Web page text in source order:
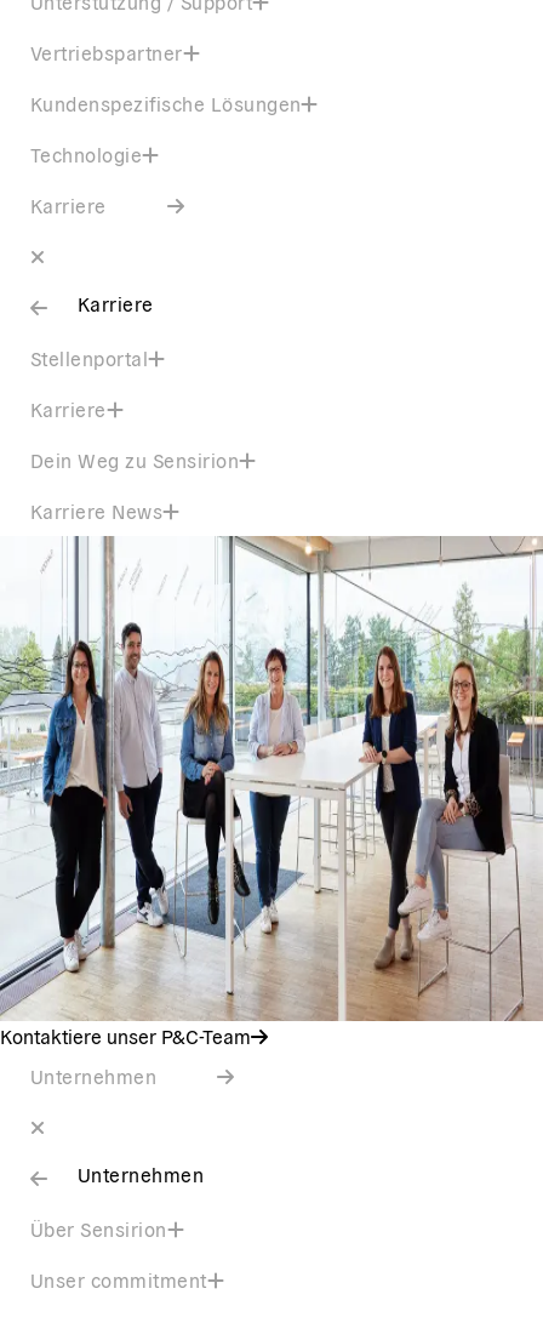
Vertriebspartner
Kundenspezifische Lösungen
Technologie
Karriere
Karriere
Stellenportal
Karriere
Dein Weg zu Sensirion
Karriere News
Kontaktiere unser P&C-Team
Unternehmen
Unternehmen
Über Sensirion
Unser commitment